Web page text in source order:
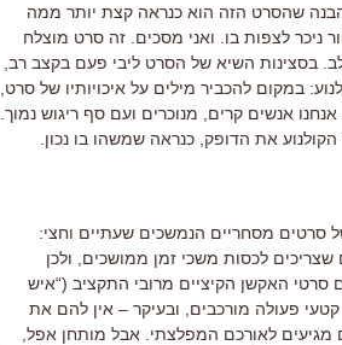
שהסרט הזה הוא כנראה קצת יותר ממה
לצפות בו. ואני מסכים. זה סרט מוצלח
בסצינות השיא של הסרט ליבי פעם בקצב רב,
במקום להכביר מילים על איכויותיו של סרט,
אנשים קרים, מנוכרים ועם סף ריגוש נמוך.
את הדופק, כנראה שמשהו בו נכון.
סרטים מסחריים הנמשכים שעתיים וחצי:
שצריכים לכסות משכי זמן ממושכים, ולכן
סרטי האקשן הקיציים מרובי התקציב (“איש
פעולה מורכבים, ובעיקר – אין להם את
לאורכם המפלצתי. אבל מותחן אפל,